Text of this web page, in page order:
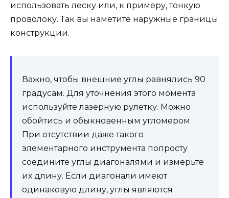
использовать леску или, к примеру, тонкую
проволоку. Так вы наметите наружные границы
конструкции.
Важно, чтобы внешние углы равнялись 90
градусам. Для уточнения этого момента
используйте лазерную рулетку. Можно
обойтись и обыкновенным угломером.
При отсутствии даже такого
элементарного инструмента попросту
соедините углы диагоналями и измерьте
их длину. Если диагонали имеют
одинаковую длину, углы являются